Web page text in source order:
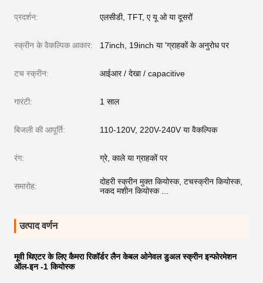
प्रदर्शन: एलसीडी, TFT, ए यू ओ या दूसरों
स्क्रीन के वैकल्पिक आकार: 17inch, 19inch या 'ग्राहकों के अनुरोध पर
टच स्क्रीन: आईआर / देखा / capacitive
गारंटी: 1 साल
बिजली की आपूर्ति: 110-120V, 220V-240V या वैकल्पिक
रंग: ग्रे, काले या ग्राहकों पर
समारोह:
दोहरी स्क्रीन मुक्त कियोस्क, टचस्क्रीन कियोस्क,
नकद मशीन कियोस्क ...
उत्पाद वर्णन
मूवी थिएटर के लिए कैमरा रिकॉर्डर लैन केबल ओनेवल डुअल स्क्रीन इन्फोरमेशन
ऑल-इन -1 कियोस्क